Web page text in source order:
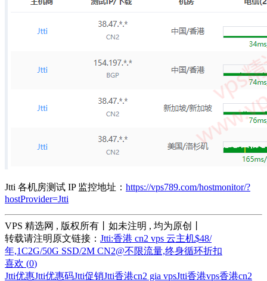
Jtti 各机房测试 IP 监控地址： https://vps789.com/hostmonitor/?
hostProvider=Jtti
VPS 精选网 , 版权所有丨如未注明 , 均为原创丨
转载请注明原文链接： Jtti:香港 cn2 vps 云主机$48/
年,1C2G/50G SSD/2M CN2@不限流量,终身循环折扣
喜欢 (0)
Jtti优惠Jtti优惠码Jtti促销Jtti香港cn2 gia vpsJtti香港vps香港cn2